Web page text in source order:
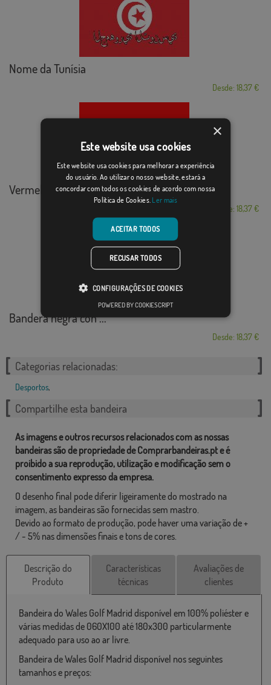
Nome da Tunísia
Desde: 18,37 €
Vermelho
Desde: 18,37 €
Bandera negra con ...
Desde: 18,37 €
Categorias relacionadas:
Desportos,
Compartilhe esta bandeira
As imagens e outros recursos relacionados com as nossas
bandeiras são de propriedade de Comprarbandeiras.pt e é
proibido a sua reprodução, utilização e modificação sem o
consentimento expresso da empresa.
O desenho final pode diferir ligeiramente do mostrado na
imagem, as bandeiras são fornecidas sem mastro.
Devido ao formato de produção, pode haver uma variação de +
/ - 5% nas dimensões finais e tons de cores.
Descrição do
Produto
Características
técnicas
Avaliações de
clientes
Bandeira do Wales Golf Madrid disponível em 100% poliéster e
várias medidas de 060X100 até 180x300 particularmente
adequado para uso ao ar livre.
Bandeira de Wales Golf Madrid disponível nos seguintes
tamanhos e preços:
×
Este website usa cookies
Este website usa cookies para melhorar a experiência
do usuário. Ao utilizar o nosso website, estará a
concordar com todos os cookies de acordo com nossa
Política de Cookies. Ler mais
ACEITAR TODOS
RECUSAR TODOS
CONFIGURAÇÕES DE COOKIES
POWERED BY COOKIESCRIPT